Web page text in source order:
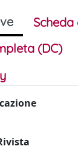
(DC)